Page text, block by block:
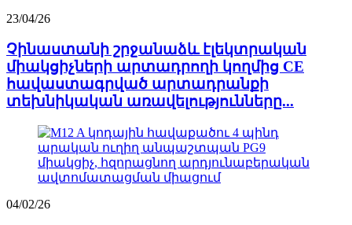
23/04/26
Չինաստանի շրջանաձև էլեկտրական
միակցիչների արտադրողի կողմից CE
հավաստագրված արտադրանքի
տեխնիկական առավելությունները...
04/02/26